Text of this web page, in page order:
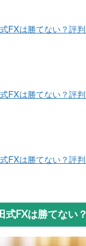
FXは勝てない？評
FXは勝てない？評
FXは勝てない？評
る投資顧問もたく
だと思う。”
式FXは勝てない